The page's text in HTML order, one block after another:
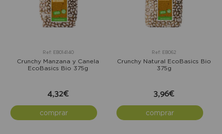
Ref: EB014140
Crunchy Manzana y Canela
EcoBasics Bio 375g
4,32€
comprar
Ref: EB062
Crunchy Natural EcoBasics Bio
375g
3,96€
comprar